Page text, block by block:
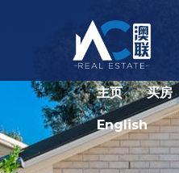
主页 买房
English